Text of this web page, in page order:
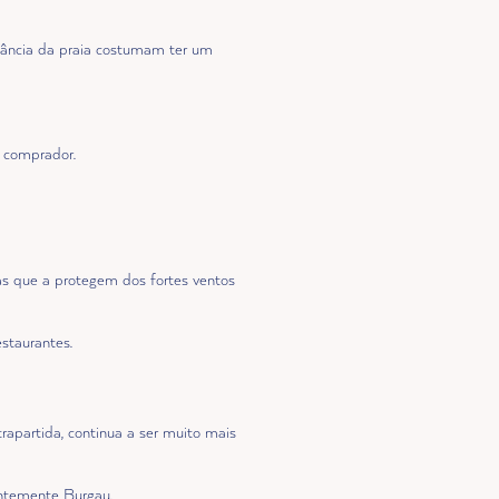
da praia costumam ter um
que a protegem dos fortes ventos
continua a ser muito mais